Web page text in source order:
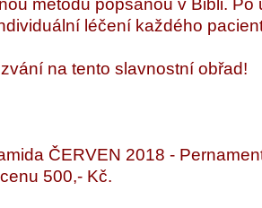
metodu popsanou v Bibli.
léčení každého
na tento slavnostní obřad!
ČERVEN 2018 -
500,- Kč.